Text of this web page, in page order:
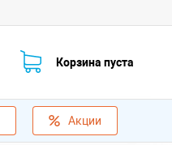
Корзина пуста
Акции